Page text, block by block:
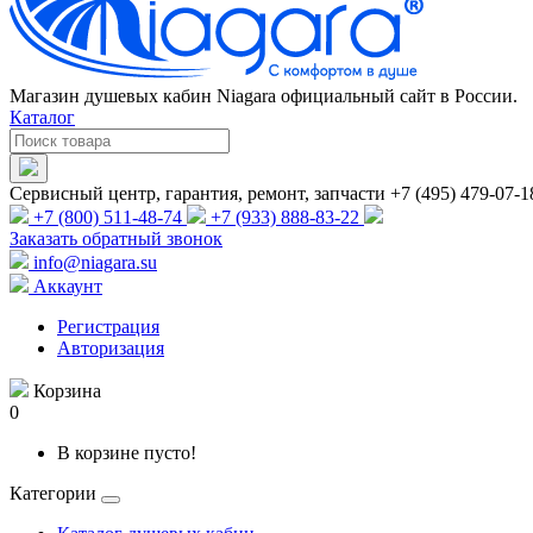
Магазин душевых кабин Niagara официальный сайт в России.
Каталог
Сервисный центр, гарантия, ремонт, запчасти +7 (495) 479-07-
+7 (800) 511-48-74
+7 (933) 888-83-22
Заказать обратный звонок
info@niagara.su
Аккаунт
Регистрация
Авторизация
Корзина
0
В корзине пусто!
Категории